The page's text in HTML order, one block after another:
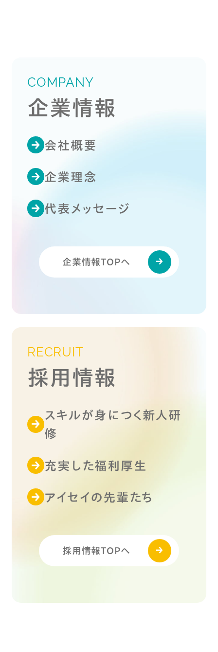
COMPANY
企業情報
会社概要
企業理念
代表メッセージ
企業情報TOPへ
RECRUIT
採用情報
スキルが身につく新人研
修
充実した福利厚生
アイセイの先輩たち
採用情報TOPへ